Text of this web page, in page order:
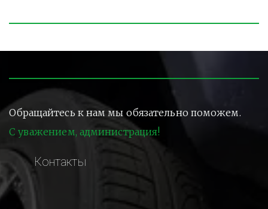
Обращайтесь к нам мы обязательно поможем.
С уважением, администрация!
Контакты